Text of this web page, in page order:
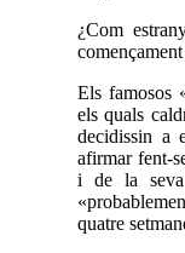
¿Com
Els famosos
els quals
decidissin a
afirmar fent-
i de la seva
quatre